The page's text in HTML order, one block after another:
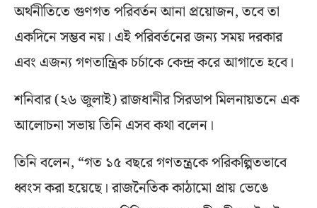
অর্থনীতিতে গুণগত পরিবর্তন আনা প্রয়োজন, তবে তা
একদিনে সম্ভব নয়। এই পরিবর্তনের জন্য সময় দরকার
এবং এজন্য গণতান্ত্রিক চর্চাকে কেন্দ্র করে আগাতে হবে।
শনিবার (২৬ জুলাই) রাজধানীর সিরডাপ মিলনায়তনে এক
আলোচনা সভায় তিনি এসব কথা বলেন।
তিনি বলেন, “গত ১৫ বছরে গণতন্ত্রকে পরিকল্পিতভাবে
ধ্বংস করা হয়েছে। রাজনৈতিক কাঠামো প্রায় ভেঙে